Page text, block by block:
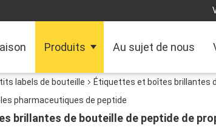
Produits Au sujet de nous
labels de bouteille
Étiquettes et boîtes brillantes
pharmaceutiques de peptide
brillantes de bouteille de peptide de